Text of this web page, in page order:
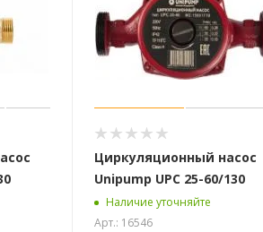
Циркуляционный насос
Unipump UPC 25-60/130
Наличие уточняйте
Арт.: 16546